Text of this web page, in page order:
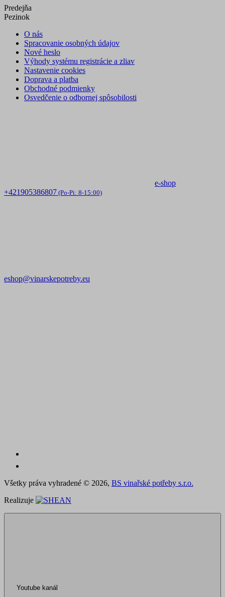
Predejňa
Pezinok
O nás
Spracovanie osobných údajov
Nové heslo
Výhody systému registrácie a zliav
Nastavenie cookies
Doprava a platba
Obchodné podmienky
Osvedčenie o odbornej spôsobilosti
e-shop
+421905386807 (Po-Pi: 8-15:00)
eshop@vinarskepotreby.eu
Všetky práva vyhradené © 2026, BS vinařské potřeby s.r.o.
Realizuje
Youtube kanál